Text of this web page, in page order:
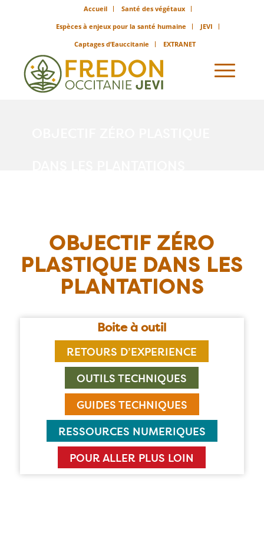
Accueil
Santé des végétaux
Espèces à enjeux pour la santé humaine
JEVI
Captages d’Eauccitanie
EXTRANET
OBJECTIF ZÉRO
PLASTIQUE DANS LES
PLANTATIONS
Boite à outil
RETOURS D’EXPERIENCE
OUTILS TECHNIQUES
GUIDES TECHNIQUES
RESSOURCES NUMERIQUES
POUR ALLER PLUS LOIN